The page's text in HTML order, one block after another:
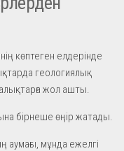
көптеген елдерінде
геологиялық
жол ашты.
бірнеше өңір жатады.
аумағы, мұнда ежелгі